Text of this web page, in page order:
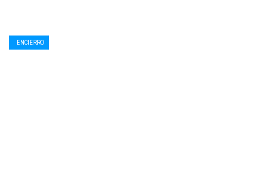
ENCIERRO